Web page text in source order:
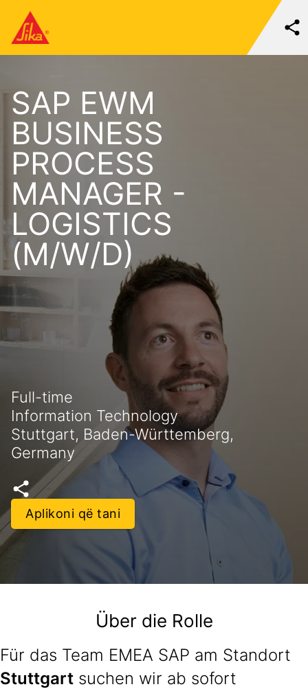
SAP EWM
BUSINESS
PROCESS
MANAGER -
LOGISTICS
(M/W/D)
Full-time
Information Technology
Stuttgart, Baden-Württemberg,
Germany
Aplikoni që tani
Über die Rolle
Für das Team EMEA SAP am Standort
Stuttgart suchen wir ab sofort